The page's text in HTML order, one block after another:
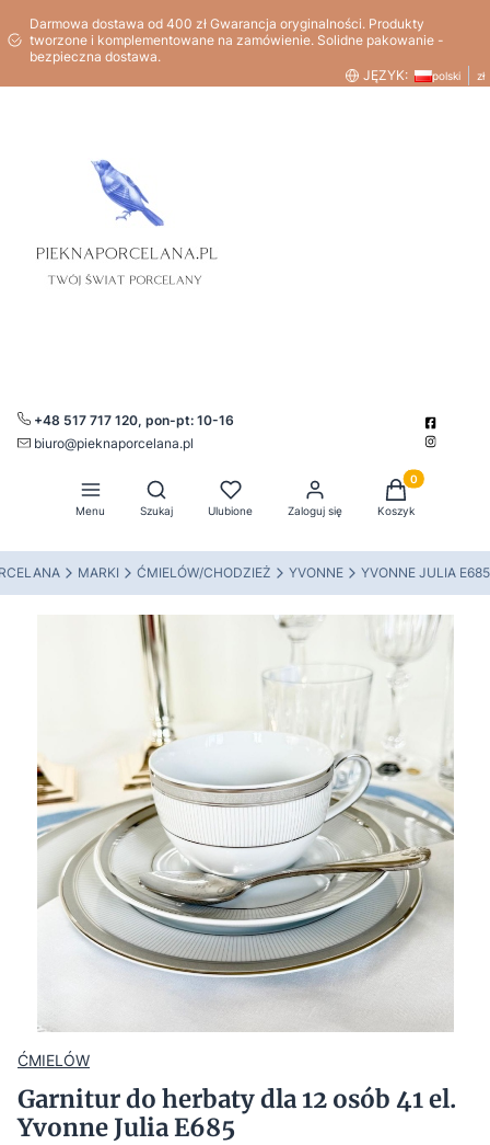
Darmowa dostawa od 400 zł Gwarancja oryginalności. Produkty
tworzone i komplementowane na zamówienie. Solidne pakowanie -
bezpieczna dostawa.
JĘZYK:
polski zł
+48 517 717 120, pon-pt: 10-16
biuro@pieknaporcelana.pl
Menu
Otwórz wyszukiwarkę
Szukaj Ulubione Zaloguj się
Produkty w
Koszyk
MARKI ĆMIELÓW/CHODZIEŻ YVONNE YVONNE JULIA E685
ĆMIELÓW
Garnitur do herbaty dla 12 osób 41 el.
Yvonne Julia E685